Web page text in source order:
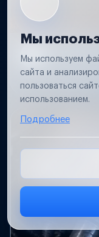
Проверим
освещение
Мы
Мы используем
сайта и
пользоваться
использованием.
Подробнее